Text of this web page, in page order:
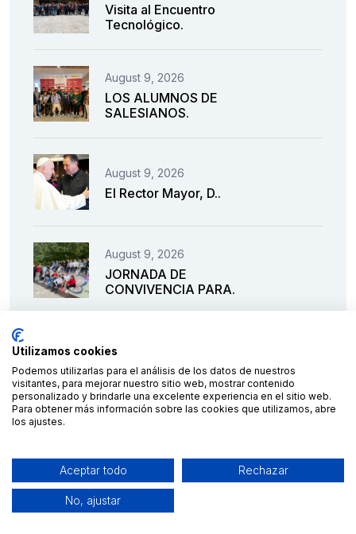
Visita al Encuentro
Tecnológico.
August 9, 2026
LOS ALUMNOS DE
SALESIANOS.
August 9, 2026
El Rector Mayor, D..
August 9, 2026
JORNADA DE
CONVIVENCIA PARA.
August 9, 2026
¡YA ESTAMOS AL 100%!
PARA.
Utilizamos cookies
Podemos utilizarlas para el análisis de los datos de nuestros
visitantes, para mejorar nuestro sitio web, mostrar contenido
personalizado y brindarle una excelente experiencia en el sitio web.
Para obtener más información sobre las cookies que utilizamos, abre
los ajustes.
Aceptar todo Rechazar
No, ajustar